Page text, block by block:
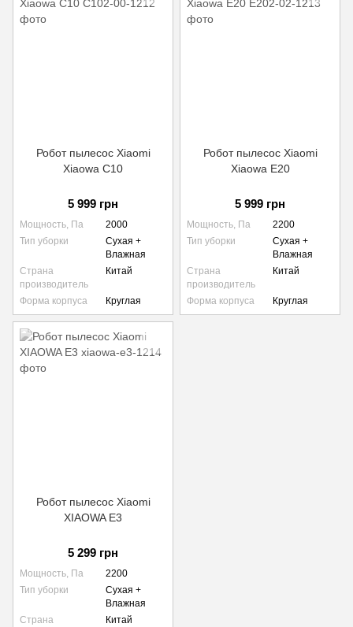
Робот пылесос Xiaomi
Xiaowa C10
5 999 грн
Мощность, Па
2000
Тип уборки
Сухая +
Влажная
Страна
производитель
Китай
Форма корпуса Круглая
Робот пылесос Xiaomi
Xiaowa E20
5 999 грн
Мощность, Па
2200
Тип уборки
Сухая +
Влажная
Страна
производитель
Китай
Форма корпуса Круглая
Робот пылесос Xiaomi
XIAOWA E3
5 299 грн
Мощность, Па
2200
Тип уборки
Сухая +
Влажная
Страна
Китай